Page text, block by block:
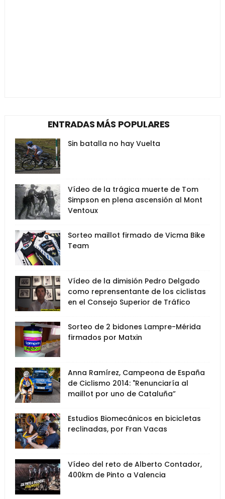
ENTRADAS MÁS POPULARES
Sin batalla no hay Vuelta
Vídeo de la trágica muerte de Tom
Simpson en plena ascensión al Mont
Ventoux
Sorteo maillot firmado de Vicma Bike
Team
Vídeo de la dimisión Pedro Delgado
como reprensentante de los ciclistas
en el Consejo Superior de Tráfico
Sorteo de 2 bidones Lampre-Mérida
firmados por Matxin
Anna Ramírez, Campeona de España
de Ciclismo 2014: "Renunciaría al
maillot por uno de Cataluña”
Estudios Biomecánicos en bicicletas
reclinadas, por Fran Vacas
Vídeo del reto de Alberto Contador,
400km de Pinto a Valencia